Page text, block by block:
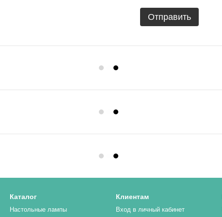
Отправить
Каталог
Настольные лампы
Клиентам
Вход в личный кабинет